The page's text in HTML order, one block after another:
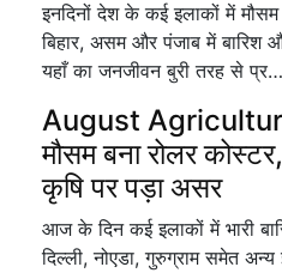
इनदिनों देश के कई इलाकों में
बिहार, असम और पंजाब में बारिश
यहाँ का जनजीवन बुरी तरह से प्र…
August
मौसम बना रोलर
कृषि पर पड़ा असर
आज के दिन कई इलाकों में भारी
दिल्ली, नोएडा, गुरुग्राम समेत